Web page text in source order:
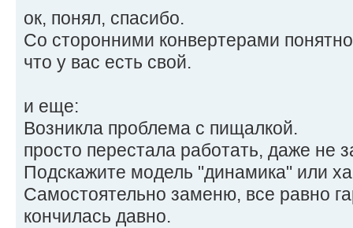
ок, понял, спасибо.
Со сторонними конвертерами
что у вас есть свой.
и еще:
Возникла проблема с пищалкой.
просто перестала работать, даже не
Подскажите модель "динамика" или
Самостоятельно заменю, все равно
кончилась давно.